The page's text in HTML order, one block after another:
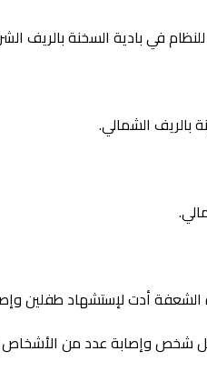
في بادية السخنة بالريف
الشمالي.
أدت لإستشهاد طفلين
شخص وإصابة عدد من